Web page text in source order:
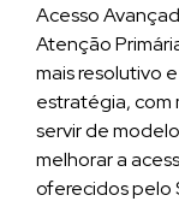
Acesso
Atenção
mais resolutivo
estratégia,
servir de
melhorar a
oferecidos pelo